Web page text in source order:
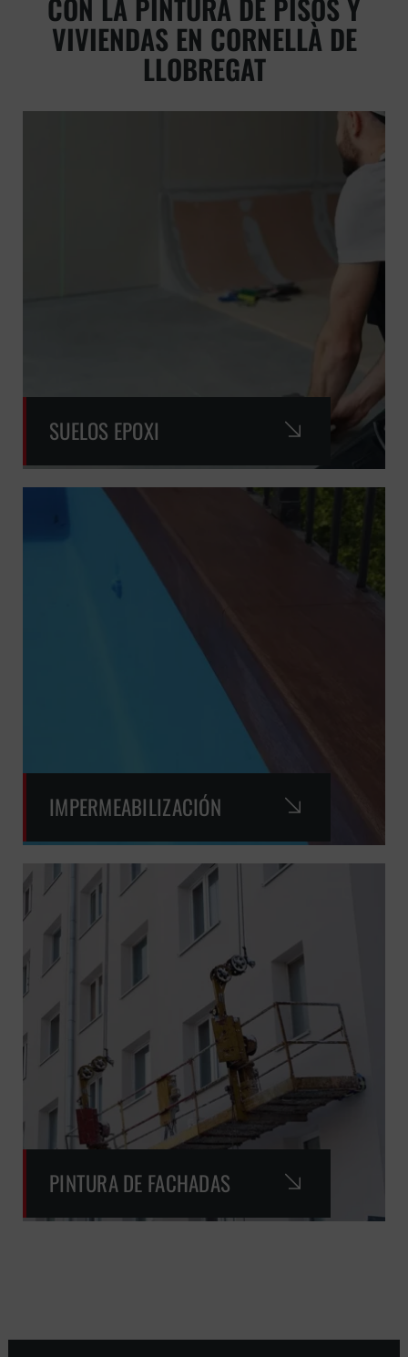
CON LA PINTURA DE PISOS Y
VIVIENDAS EN CORNELLÀ DE
LLOBREGAT
SUELOS EPOXI
IMPERMEABILIZACIÓN
PINTURA DE FACHADAS